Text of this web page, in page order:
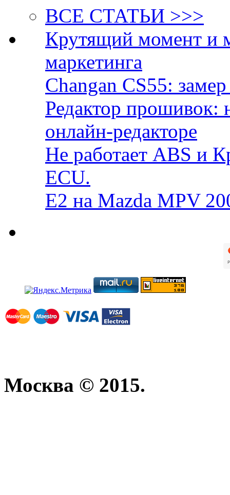
ВСЕ СТАТЬИ >>>
Крутящий момент и
маркетинга
Changan CS55:
Редактор прошивок:
онлайн-редакторе
Не работает ABS и
ECU.
E2 на Mazda MPV
Москва © 2015.